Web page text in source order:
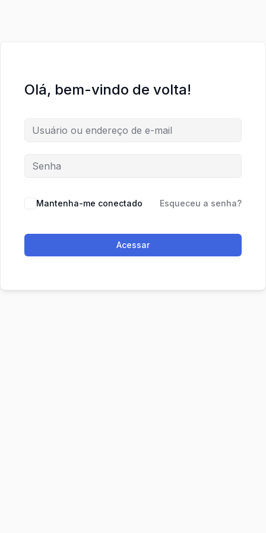
Olá, bem-vindo de volta!
Mantenha-me conectado Esqueceu a senha?
Acessar